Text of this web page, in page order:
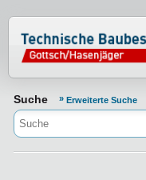
Normenportal
Suche Erweiterte Suche